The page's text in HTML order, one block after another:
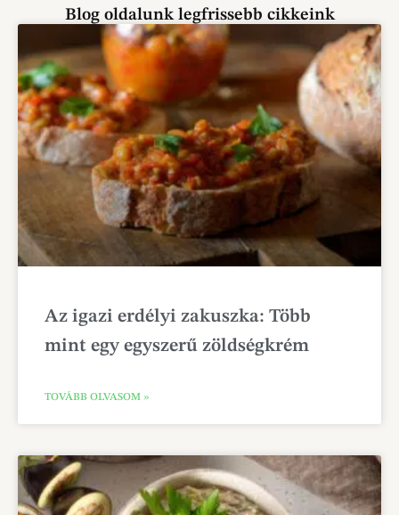
Blog oldalunk legfrissebb cikkeink
Az igazi erdélyi zakuszka: Több
mint egy egyszerű zöldségkrém
TOVÁBB OLVASOM »